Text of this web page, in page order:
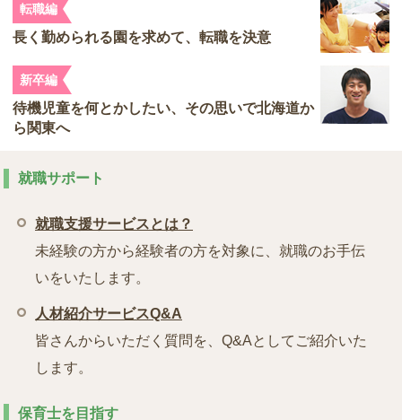
転職編
長く勤められる園を求めて、転職を決意
新卒編
待機児童を何とかしたい、その思いで北海道か
ら関東へ
就職サポート
就職支援サービスとは？
未経験の方から経験者の方を対象に、就職のお手伝
いをいたします。
人材紹介サービスQ&A
皆さんからいただく質問を、Q&Aとしてご紹介いた
します。
保育士を目指す